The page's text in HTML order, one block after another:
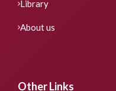
Library
About us
Other Links